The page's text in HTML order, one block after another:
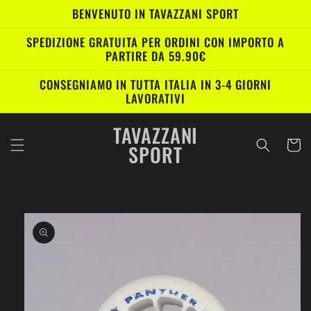
direttamenteBENVENUTO IN TAVAZZANI SPORT
SPEDIZIONE GRATUITA PER ORDINI CON IMPORTO A
PARTIRE DA 59.90€
CONSEGNIAMO IN TUTTA ITALIA IN 3-4 GIORNI
LAVORATIVI
TAVAZZANI
SPORT Carrello
informazioni
sul prodotto